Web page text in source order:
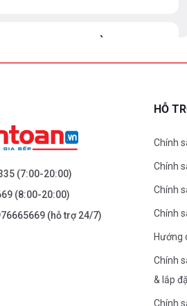
- ĐẠI LA - HAI BÀ TRƯNG -
- NGUYỄN TRÃI - THANH
(7:00-20:00)
(8:00-20:00)
(hỗ trợ 24/7)
HỖ
Chính
Chính
Chính
Chính
Hướng
Chính
& lắp
Chính